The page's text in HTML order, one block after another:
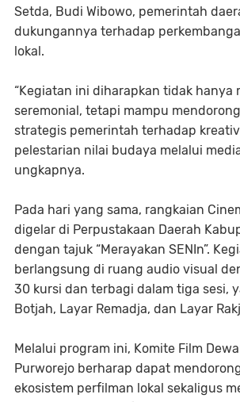
Setda, Budi Wibowo, pemerintah
dukungannya terhadap
lokal.
“Kegiatan ini diharapkan tidak hanya
seremonial, tetapi mampu
strategis pemerintah terhadap
pelestarian nilai budaya melalui
ungkapnya.
Pada hari yang sama, rangkaian
digelar di Perpustakaan Daerah
dengan tajuk “Merayakan SENIn”.
berlangsung di ruang audio visual
30 kursi dan terbagi dalam tiga sesi,
Botjah, Layar Remadja, dan Layar
Melalui program ini, Komite Film
Purworejo berharap dapat
ekosistem perfilman lokal sekaligus